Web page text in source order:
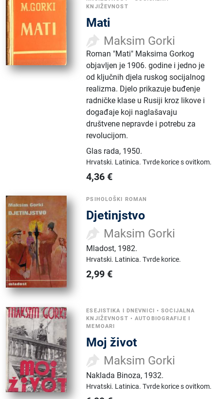
KNJIŽEVNOST
Mati
Maksim Gorki
Roman "Mati" Maksima Gorkog
objavljen je 1906. godine i jedno je
od ključnih djela ruskog socijalnog
realizma. Djelo prikazuje buđenje
radničke klase u Rusiji kroz likove i
događaje koji naglašavaju
društvene nepravde i potrebu za
revolucijom.
Glas rada, 1950.
Hrvatski. Latinica.Tvrde korice s ovitkom.
4,36 €
PSIHOLOŠKI ROMAN
Djetinjstvo
Maksim Gorki
Mladost, 1982.
Hrvatski. Latinica.Tvrde korice.
2,99 €
ESEJISTIKA I DNEVNICI •SOCIJALNA
KNJIŽEVNOST •AUTOBIOGRAFIJE I
MEMOARI
Moj život
Maksim Gorki
Naklada Binoza, 1932.
Hrvatski. Latinica.Tvrde korice s ovitkom.